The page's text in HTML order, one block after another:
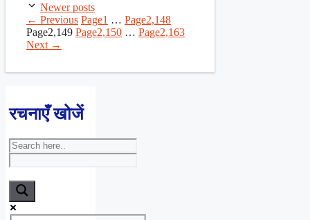
Newer posts
← Previous Page1 … Page2,148
Page2,149 Page2,150 … Page2,163
Next →
रचनाएँ खोजें